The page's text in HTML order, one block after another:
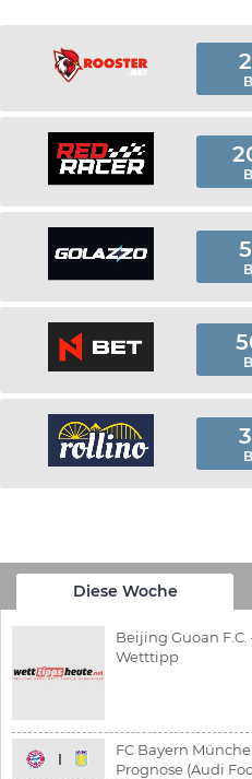
Diese Woche
Beijing Guoan
Wetttipp
FC Bayern
Prognose (Audi